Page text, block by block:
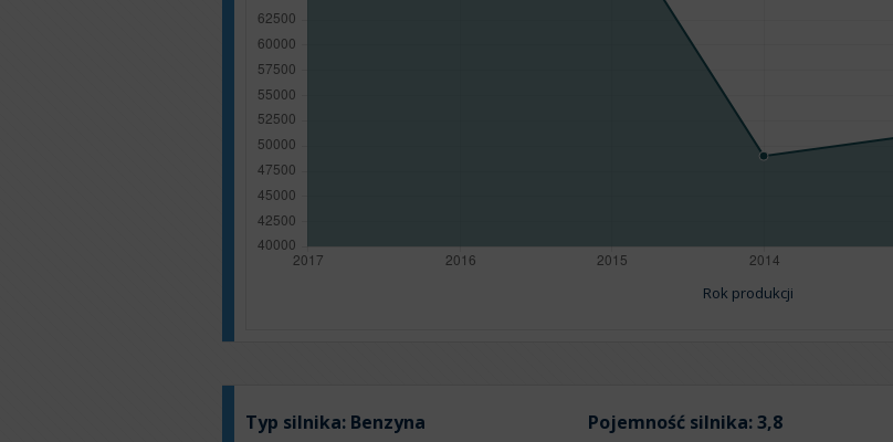
Rok produkcji
Typ silnika: Benzyna Pojemność silnika:3,8